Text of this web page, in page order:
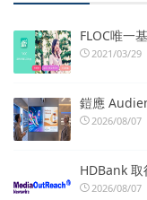
FLOC唯一
2021/03/29
鎧應
2026/08/07
HDBank
2026/08/07